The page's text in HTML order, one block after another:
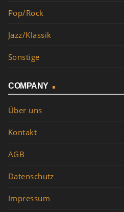
Pop/Rock
Jazz/Klassik
Sonstige
COMPANY
Über uns
Kontakt
AGB
Datenschutz
Impressum